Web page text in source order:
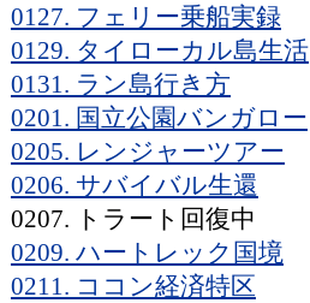
0127. フェリー乗船実録
0129. タイローカル島生活
0131. ラン島行き方
0201. 国立公園バンガロー
0205. レンジャーツアー
0206. サバイバル生還
0207. トラート回復中
0209. ハートレック国境
0211. ココン経済特区